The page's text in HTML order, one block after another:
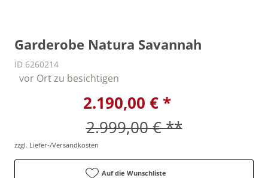
Garderobe Natura Savannah
ID 6260214
vor Ort zu besichtigen
2.190,00 € *
2.999,00 € **
zzgl. Liefer-/Versandkosten
Auf die Wunschliste